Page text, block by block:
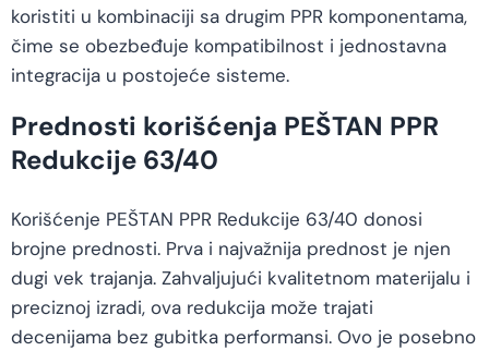
koristiti u kombinaciji sa drugim PPR komponentama,
čime se obezbeđuje kompatibilnost i jednostavna
integracija u postojeće sisteme.
Prednosti korišćenja PEŠTAN PPR
Redukcije 63/40
Korišćenje PEŠTAN PPR Redukcije 63/40 donosi
brojne prednosti. Prva i najvažnija prednost je njen
dugi vek trajanja. Zahvaljujući kvalitetnom materijalu i
preciznoj izradi, ova redukcija može trajati
decenijama bez gubitka performansi. Ovo je posebno